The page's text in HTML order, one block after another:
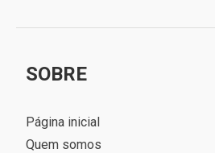
SOBRE
Página inicial
Quem somos